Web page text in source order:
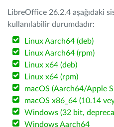
LibreOffice 26.2.4 aşağıdaki
kullanılabilir durumdadır:
Linux Aarch64 (deb)
Linux Aarch64 (rpm)
Linux x64 (deb)
Linux x64 (rpm)
macOS (Aarch64/Apple
macOS x86_64 (10.14
Windows (32 bit,
Windows Aarch64